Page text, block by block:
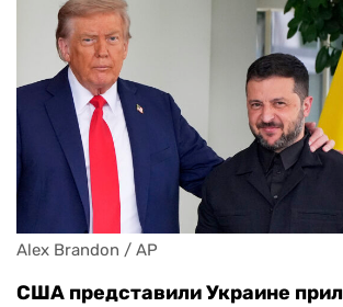
Alex Brandon / AP
США представили Украине